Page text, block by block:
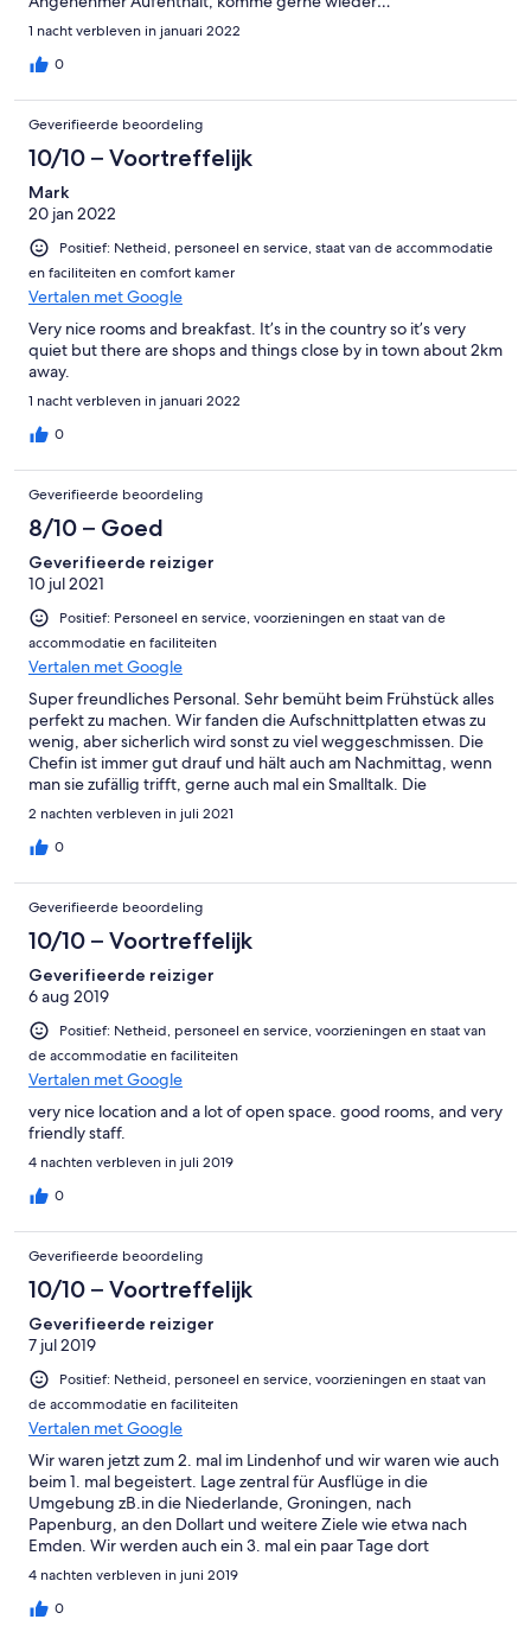
1 nacht verbleven in januari 2022
0
Geverifieerde beoordeling
10/10 – Voortreffelijk
Mark
20 jan 2022
Positief: Netheid, personeel en service, staat van de accommodatie
en faciliteiten en comfort kamer
Vertalen met Google
Very nice rooms and breakfast. It’s in the country so it’s very
quiet but there are shops and things close by in town about 2km
away.
1 nacht verbleven in januari 2022
0
Geverifieerde beoordeling
8/10 – Goed
Geverifieerde reiziger
10 jul 2021
Positief: Personeel en service, voorzieningen en staat van de
accommodatie en faciliteiten
Vertalen met Google
Super freundliches Personal. Sehr bemüht beim Frühstück alles
perfekt zu machen. Wir fanden die Aufschnittplatten etwas zu
wenig, aber sicherlich wird sonst zu viel weggeschmissen. Die
Chefin ist immer gut drauf und hält auch am Nachmittag, wenn
man sie zufällig trifft, gerne auch mal ein Smalltalk. Die
Wohnungen sind schön eingerichtet. Aber man hätte, nach der
Coronazwangspause, auch mal entstauben könne. Vorallen die
Spinnenweben an den Decken, die wirklich durch die gesamte
bequem. Und die Nähe nach Holland ist fantastisch :D Wir
kommen sicher wieder!
2 nachten verbleven in juli 2021
0
Geverifieerde beoordeling
10/10 – Voortreffelijk
Geverifieerde reiziger
6 aug 2019
Positief: Netheid, personeel en service, voorzieningen en staat van
de accommodatie en faciliteiten
Vertalen met Google
very nice location and a lot of open space. good rooms, and very
friendly staff.
4 nachten verbleven in juli 2019
0
Geverifieerde beoordeling
10/10 – Voortreffelijk
Geverifieerde reiziger
7 jul 2019
Positief: Netheid, personeel en service, voorzieningen en staat van
de accommodatie en faciliteiten
Vertalen met Google
Wir waren jetzt zum 2. mal im Lindenhof und wir waren wie auch
beim 1. mal begeistert. Lage zentral für Ausflüge in die
Umgebung zB.in die Niederlande, Groningen, nach
Papenburg, an den Dollart und weitere Ziele wie etwa nach
Emden. Wir werden auch ein 3. mal ein paar Tage dort
verbringen.
4 nachten verbleven in juni 2019
0